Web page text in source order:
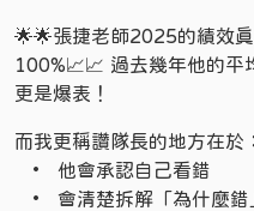
🌟🌟張捷老師2025的績效
100%📈📈 過去幾年他的平
更是爆表！
而我更稱讚隊長的地方在於：
• 他會承認自己看錯
• 會清楚拆解「為什麼錯